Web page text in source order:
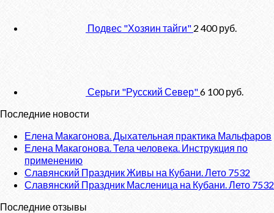
Подвес "Хозяин тайги" 2 400руб.
Серьги "Русский Север"6 100руб.
Последние новости
Елена Макагонова. Дыхательная практика Мальфаров
Елена Макагонова. Тела человека. Инструкция по
применению
Славянский Праздник Живы на Кубани. Лето 7532
Славянский Праздник Масленица на Кубани. Лето 7532
Последние отзывы